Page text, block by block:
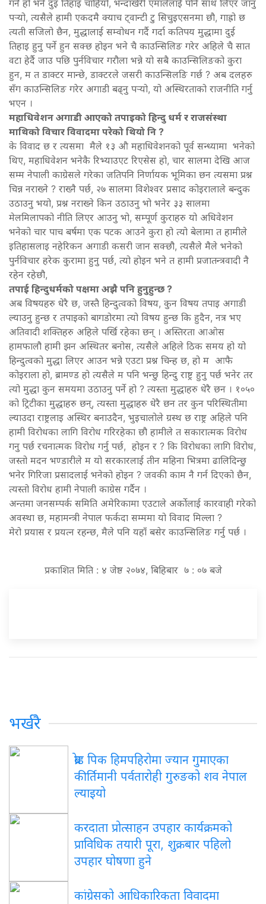
गर्ने हो भने दुइ तिहाइ चाहियो, भन्दाखेरी एमालेलाई पनि साथ लिएर जानु
पर्‍यो, त्यसैले हामी एकदमै क्याच ट्वान्टी टु सिचुइएसनमा छौ, गाह्रो छ
त्यती सजिलो छैन, मुद्धालाई सम्वोधन गर्दै गर्दा कतिपय मुद्धामा दुई
तिहाइ हुनु पर्ने हुन सक्छ होइन भने चै काउन्सिलिङ गरेर अहिले चै सात
वटा हेर्दै जाउ पछि पुर्नविचार गरौला भन्ने यो सबै काउन्सिलिङको कुरा
हुन, म त डाक्टर मान्छे, डाक्टरले जसरी काउन्सिलङि गर्छ ? अब दलहरु
सँग काउन्सिलिङ गरेर अगाडी बढ्नु पर्‍यो, यो अस्थिरताको राजनीति गर्नु
भएन ।
महाधिवेशन अगाडी आएको तपाइको हिन्दु धर्म र राजसंस्था
माथिको विचार विवादमा परेको थियो नि ?
के विवाद छ र त्यसमा मैले १३ औ महाधिवेशनको पूर्व सन्ध्यामा भनेको
थिए, महाधिवेशन भनेकै रिभ्याउएट रिएसेस हो, चार सालमा देखि आज
सम्म नेपाली काग्रेसले गरेका जतिपनि निर्णायक भूमिका छन त्यसमा प्रश्न
चिन्न नराख्ने ? राख्नै पर्छ, २७ सालमा विशेश्वर प्रसाद कोइरालाले बन्दुक
उठाउनु भयो, प्रश्न नराख्ने किन उठाउनु भो भनेर ३३ सालमा
मेलमिलापको नीति लिएर आउनु भो, सम्पूर्ण कुराहरु यो अधिवेशन
भनेको चार पाच बर्षमा एक पटक आउने कुरा हो त्यो बेलामा त हामीले
इतिहासलाइ नहेरिकन अगाडी कसरी जान सक्छौ, त्यसैले मैले भनेको
पुर्नविचार हरेक कुरामा हुनु पर्छ, त्यो होइन भने त हामी प्रजातन्त्रवादी नै
रहेन रहेछौ,
तपाई हिन्दुधर्मको पक्षमा अझै पनि हुनुहुन्छ ?
अब विषयहरु धेरै छ, जस्तै हिन्दुत्वको विषय, कुन विषय तपाइ अगाडी
ल्याउनु हुन्छ र तपाइको बागडोरमा त्यो विषय हुन्छ कि हुदैन, नत्र भए
अतिवादी शक्तिहरु अहिले पर्खि रहेका छन् । अस्तिरता आओस
हामफालौ हामी झन अस्थितर बनोस, त्यसैले अहिले ठिक समय हो यो
हिन्दुत्वको मुद्धा लिएर आउन भन्ने एउटा प्रश्न चिन्ह छ, हो म आफै
कोइराला हो, ब्रामण्ड हो त्यसैले म पनि भन्छु हिन्दु राष्ट्र हुनु पर्छ भनेर तर
त्यो मुद्धा कुन समयमा उठाउनु पर्ने हो ? त्यस्ता मुद्धाहरु धेरै छन । १०५०
को ट्रिटीका मुद्धाहरु छन्, त्यस्ता मुद्धाहरु धेरै छन तर कुन परिस्थितीमा
ल्याउदा राष्ट्रलाइ अस्थिर बनाउदैन, भुइचालोले ग्रस्थ छ राष्ट्र अहिले पनि
हामी विरोधका लागि विरोध गरिरहेका छौ हामीले त सकारात्मक विरोध
गनु पर्छ रचनात्मक विरोध गर्नु पर्छ, होइन र ? कि विरोधका लागि विरोध,
जस्तो मदन भण्डारीले म यो सरकारलाई तीन महिना भित्रमा ढालिदिन्छु
भनेर गिरिजा प्रसादलाई भनेको होइन ? जवकी काम नै गर्न दिएको छैन,
त्यस्तो विरोध हामी नेपाली काग्रेस गर्दैन ।
अन्तमा जनसम्पर्क समिति अमेरिकामा एउटाले अर्कोलाई कारवाही गरेको
अवस्था छ, महामन्त्री नेपाल फर्कदा सम्ममा यो विवाद मिल्ला ?
मेरो प्रयास र प्रयत्न रहन्छ, मैले पनि यहाँ बसेर काउन्सिलिङ गर्नु पर्छ ।
प्रकाशित मिति : ४ जेष्ठ २०७४, बिहिबार ७ : ०७ बजे
भर्खरै
ब्रोड पिक हिमपहिरोमा ज्यान गुमाएका
कीर्तिमानी पर्वतारोही गुरुङको शव नेपाल
ल्याइयो
करदाता प्रोत्साहन उपहार कार्यक्रमको
प्राविधिक तयारी पूरा, शुक्रबार पहिलो
उपहार घोषणा हुने
कांग्रेसको आधिकारिकता विवादमा